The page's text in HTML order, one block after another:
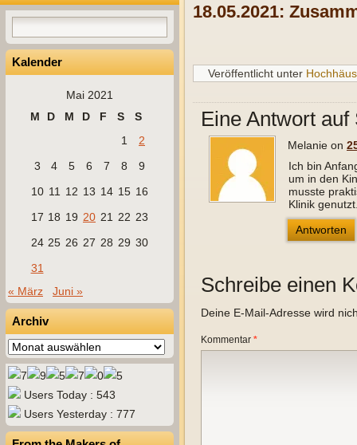
Kalender
Mai 2021
M
D M D F S
S
1
2
3
4 5 6 7 8
9
10 11 12 13 14 15 16
17 18 19 20 21 22 23
24 25 26 27 28 29 30
31
« März
Juni »
Archiv
Archiv
Users Today : 543
Users Yesterday : 777
18.05.2021:
Veröffentlicht unter
Eine Antwort
Melanie on
Ich bin
um in den
musste
Klinik
Antworten
Schreibe einen
Deine E-Mail-Adresse wird
Kommentar *